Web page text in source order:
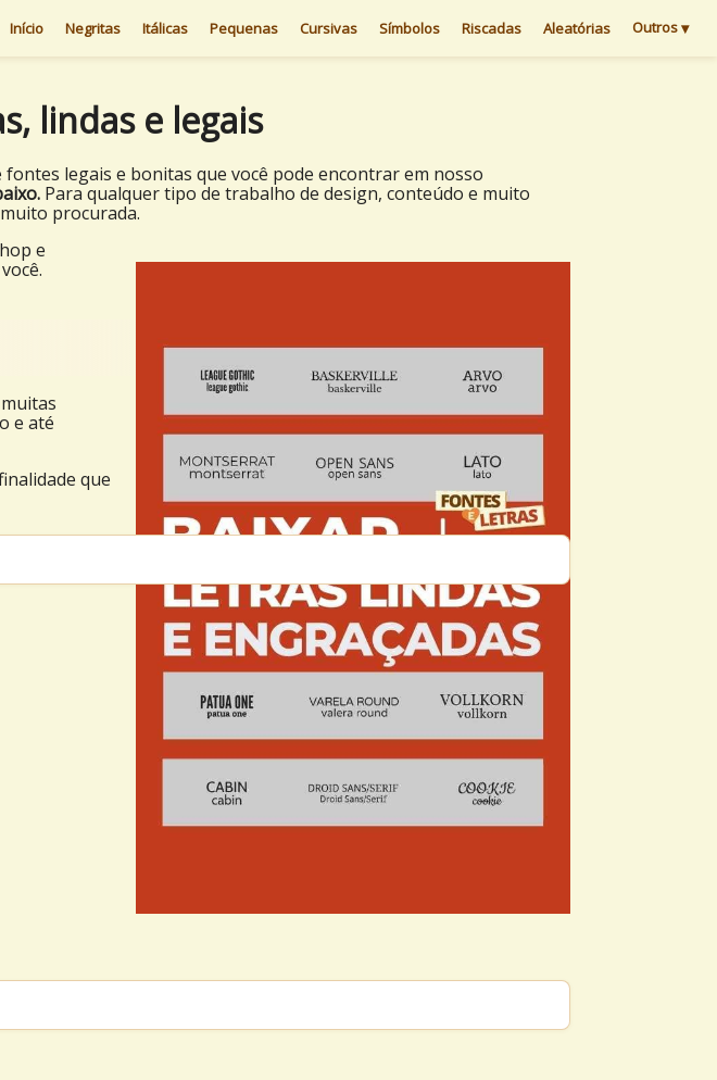
Início Negritas Itálicas Pequenas Cursivas Símbolos Riscadas Aleatórias Outros▾
lindas e legais
fontes legais e bonitas que você pode encontrar em nosso
Para qualquer tipo de trabalho de design, conteúdo e muito
procurada.
e
e até
que